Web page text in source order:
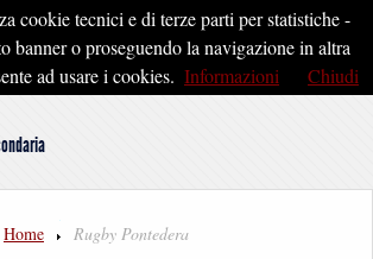
un'idea di Futuro
Home Rugby Pontedera
cookie tecnici e di terze parti per statistiche -
banner o proseguendo la navigazione in altra
ad usare i cookies. Informazioni Chiudi